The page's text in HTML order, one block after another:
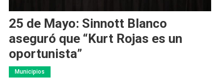
25 de Mayo: Sinnott Blanco
aseguró que “Kurt Rojas es un
oportunista”
Municipios